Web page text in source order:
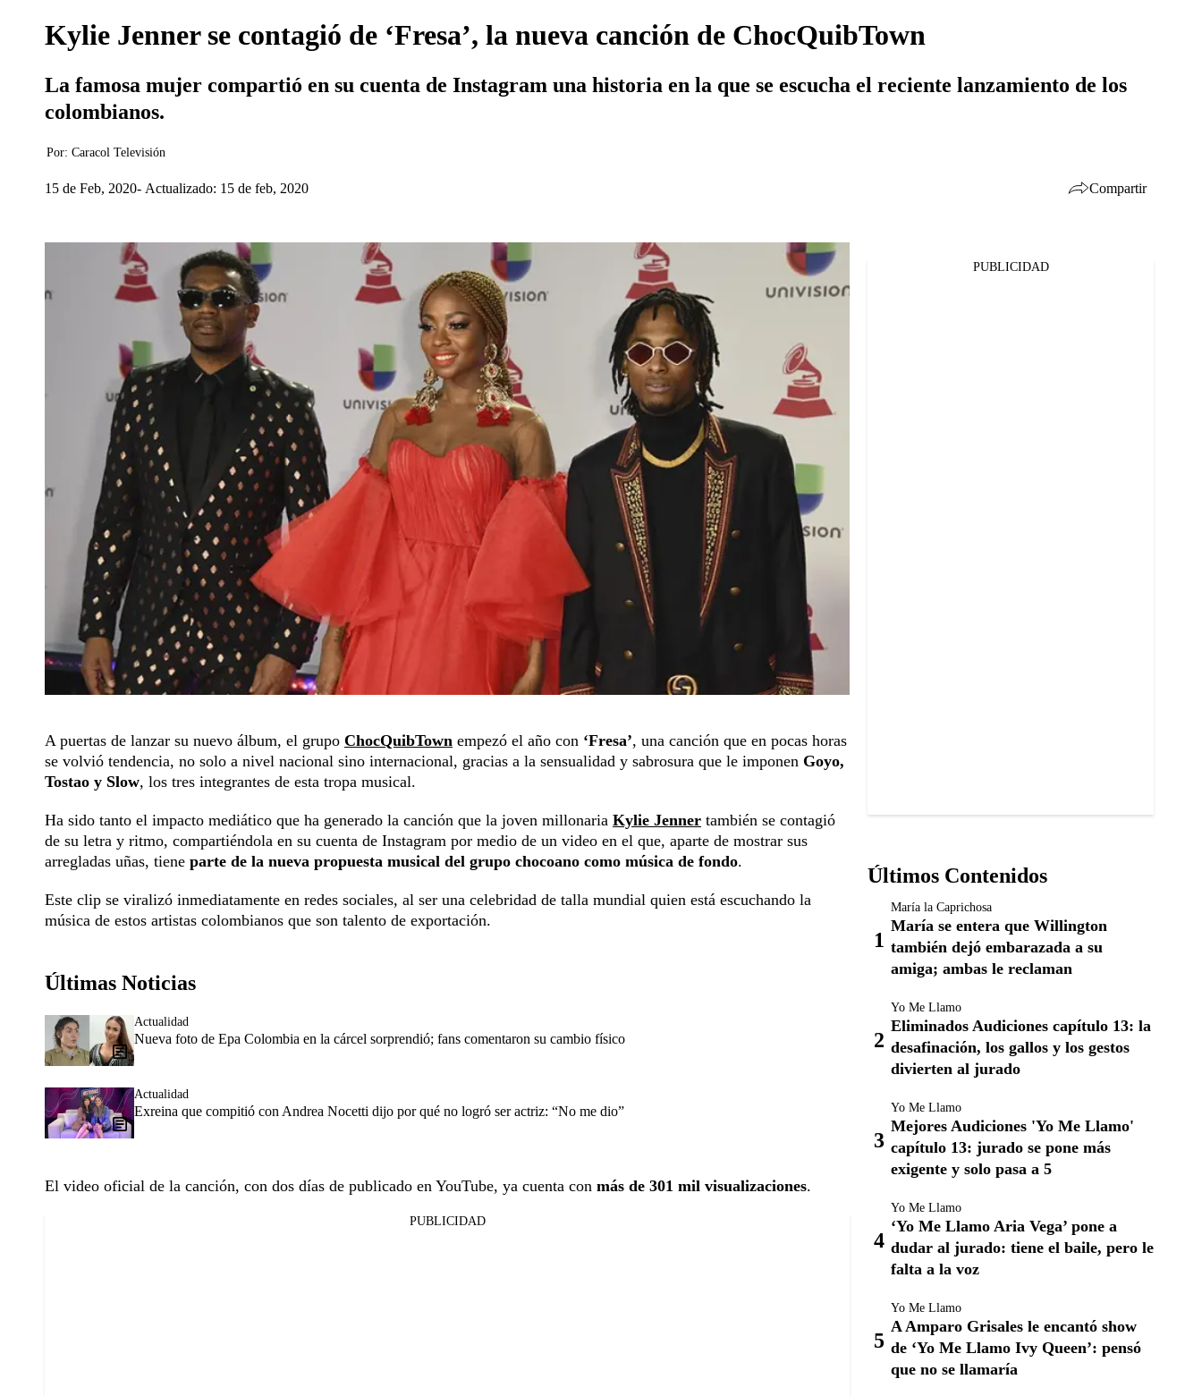
Kylie Jenner se contagió de ‘Fresa’, la nueva canción de ChocQuibTown
La famosa mujer compartió en su cuenta de Instagram una historia en la que se escucha el reciente lanzamiento de los
colombianos.
Por: Caracol Televisión
15 de Feb, 2020 Actualizado: 15 de feb, 2020 Compartir
Twitter
A puertas de lanzar su nuevo álbum, el grupo ChocQuibTown empezó el año con ‘Fresa’, una canción que en pocas horas
se volvió tendencia, no solo a nivel nacional sino internacional, gracias a la sensualidad y sabrosura que le imponen Goyo,
Tostao y Slow, los tres integrantes de esta tropa musical.
Ha sido tanto el impacto mediático que ha generado la canción que la joven millonaria Kylie Jenner también se contagió
de su letra y ritmo, compartiéndola en su cuenta de Instagram por medio de un video en el que, aparte de mostrar sus
arregladas uñas, tiene parte de la nueva propuesta musical del grupo chocoano como música de fondo.
Este clip se viralizó inmediatamente en redes sociales, al ser una celebridad de talla mundial quien está escuchando la
música de estos artistas colombianos que son talento de exportación.
Últimas Noticias
Actualidad
Nueva foto de Epa Colombia en la cárcel sorprendió; fans comentaron su cambio físico
Actualidad
Exreina que compitió con Andrea Nocetti dijo por qué no logró ser actriz: “No me dio”
El video oficial de la canción, con dos días de publicado en YouTube, ya cuenta con más de 301 mil visualizaciones.
PUBLICIDAD
PUBLICIDAD
Últimos Contenidos
María la Caprichosa
María se entera que Willington
también dejó embarazada a su
amiga; ambas le reclaman
Yo Me Llamo
Eliminados Audiciones capítulo 13: la
desafinación, los gallos y los gestos
divierten al jurado
Yo Me Llamo
Mejores Audiciones 'Yo Me Llamo'
capítulo 13: jurado se pone más
exigente y solo pasa a 5
Yo Me Llamo
‘Yo Me Llamo Aria Vega’ pone a
dudar al jurado: tiene el baile, pero le
falta a la voz
Yo Me Llamo
A Amparo Grisales le encantó show
de ‘Yo Me Llamo Ivy Queen’: pensó
que no se llamaría